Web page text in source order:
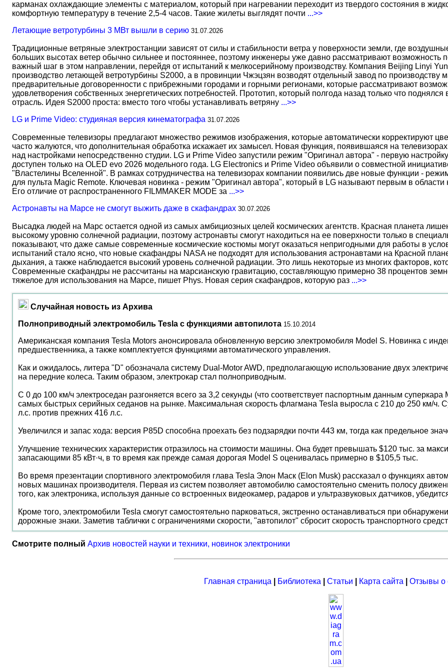
карманах охлаждающие элементы с материалом, который при нагревании переходит из твердого состояния в
комфортную температуру в течение 2,5-4 часов. Такие жилеты выглядят почти ...>>
Летающие ветротурбины 3 МВт вышли в серию 31.07.2026
Традиционные ветряные электростанции зависят от силы и стабильности ветра у поверхности земли, где
больших высотах ветер обычно сильнее и постояннее, поэтому инженеры уже давно рассматривают возможность
важный шаг в этом направлении, перейдя от испытаний к мелкосерийному производству. Компания Beijing Linyi
производство летающей ветротурбины S2000, а в провинции Чжэцзян возводят отдельный завод по производству
предварительные договоренности с прибрежными городами и горными регионами, которые рассматривают
удовлетворения собственных энергетических потребностей. Прототип, который полгода назад только что
отрасль. Идея S2000 проста: вместо того чтобы устанавливать ветряну ...>>
LG и Prime Video: студияная версия кинематографа 31.07.2026
Современные телевизоры предлагают множество режимов изображения, которые автоматически корректируют
часто жалуются, что дополнительная обработка искажает их замысел. Новая функция, появившаяся на
над настройками непосредственно студии. LG и Prime Video запустили режим "Оригинал автора" - первую
доступен только на OLED evo 2026 модельного года. LG Electronics и Prime Video объявили о совместной
"Властелины Вселенной". В рамках сотрудничества на телевизорах компании появились две новые функции -
для пульта Magic Remote. Ключевая новинка - режим "Оригинал автора", который в LG называют первым в области
Его отличие от распространенного FILMMAKER MODE за ...>>
Астронавты на Марсе не смогут выжить даже в скафандрах 30.07.2026
Высадка людей на Марс остается одной из самых амбициозных целей космических агентств. Красная планета
высокому уровню солнечной радиации, поэтому астронавты смогут находиться на ее поверхности только в
показывают, что даже самые современные космические костюмы могут оказаться непригодными для работы в
испытаний стало ясно, что новые скафандры NASA не подходят для использования астронавтами на Красной
дыхания, а также наблюдается высокий уровень солнечной радиации. Это лишь некоторые из многих факторов,
Современные скафандры не рассчитаны на марсианскую гравитацию, составляющую примерно 38 процентов
тяжелое для использования на Марсе, пишет Phys. Новая серия скафандров, которую раз ...>>
Случайная новость из Архива
Полноприводный электромобиль Tesla с функциями автопилота 15.10.2014
Американская компания Tesla Motors анонсировала обновленную версию электромобиля Model S. Новинка с
предшественника, а также комплектуется функциями автоматического управления.
Как и ожидалось, литера "D" обозначала систему Dual-Motor AWD, предполагающую использование двух
на передние колеса. Таким образом, электрокар стал полноприводным.
C 0 до 100 км/ч электроседан разгоняется всего за 3,2 секунды (что соответствует паспортным данным
самых быстрых серийных седанов на рынке. Максимальная скорость флагмана Tesla выросла с 210 до 250 км/ч.
л.с. против прежних 416 л.с.
Увеличился и запас хода: версия P85D способна проехать без подзарядки почти 443 км, тогда как предельное
Улучшение технических характеристик отразилось на стоимости машины. Она будет превышать $120 тыс. за
запасающими 85 кВт·ч, в то время как прежде самая дорогая Model S оценивалась примерно в $105,5 тыс.
Во время презентации спортивного электромобиля глава Tesla Элон Маск (Elon Musk) рассказал о функциях
новых машинах производителя. Первая из систем позволяет автомобилю самостоятельно сменить полосу
того, как электроника, используя данные со встроенных видеокамер, радаров и ультразвуковых датчиков,
Кроме того, электромобили Tesla смогут самостоятельно парковаться, экстренно останавливаться при
дорожные знаки. Заметив таблички с ограничениями скорости, "автопилот" сбросит скорость транспортного
Смотрите полный Архив новостей науки и техники, новинок электроники
Главная страница Библиотека Статьи Карта сайта Отзывы о